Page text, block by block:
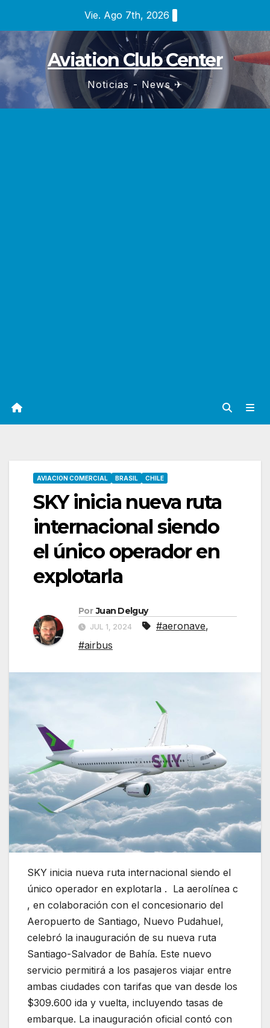
contenido
Vie. Ago 7th, 2026
Aviation Club Center
Noticias - News ✈
AVIACION COMERCIAL BRASIL CHILE
SKY inicia nueva ruta
internacional siendo
el único operador en
explotarla
Por Juan Delguy
JUL 1, 2024 #aeronave,
#airbus
SKY inicia nueva ruta internacional siendo el
único operador en explotarla . La aerolínea c
, en colaboración con el concesionario del
Aeropuerto de Santiago, Nuevo Pudahuel,
celebró la inauguración de su nueva ruta
Santiago-Salvador de Bahía. Este nuevo
servicio permitirá a los pasajeros viajar entre
ambas ciudades con tarifas que van desde los
$309.600 ida y vuelta, incluyendo tasas de
embarque. La inauguración oficial contó con